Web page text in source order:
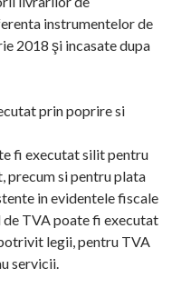
instrumentelor de
2018 şi incasate dupa
prin poprire si
fi executat silit pentru
precum si pentru plata
in evidentele fiscale
TVA poate fi executat
legii, pentru TVA
servicii.